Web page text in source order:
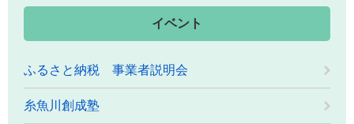
イベント
ふるさと納税 事業者説明会
糸魚川創成塾